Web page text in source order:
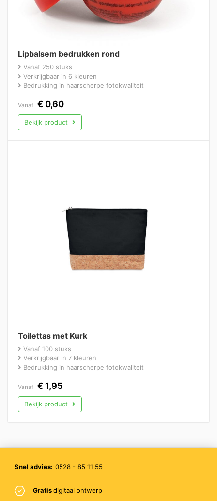
Lipbalsem bedrukken rond
Vanaf 250 stuks
Verkrijgbaar in 6 kleuren
Bedrukking in haarscherpe fotokwaliteit
Vanaf € 0,60
Bekijk product
Toilettas met Kurk
Vanaf 100 stuks
Verkrijgbaar in 7 kleuren
Bedrukking in haarscherpe fotokwaliteit
Vanaf € 1,95
Bekijk product
Snel advies: 0528 - 85 11 55
Gratisdigitaal ontwerp